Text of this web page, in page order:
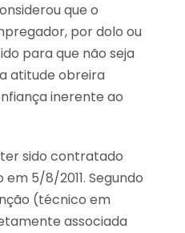
que o
por dolo ou
para que não seja
atitude obreira
inerente ao
sido contratado
5/8/2011. Segundo
(técnico em
associada